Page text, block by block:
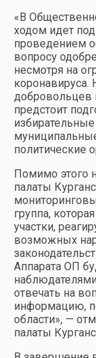
«В
ходом идет
проведением
вопросу
несмотря на
добровольцев
предстоит
политические
Помимо этого
палаты
группа,
участки,
возможных
Аппарата ОП
отвечать на
информацию,
области», —
палаты